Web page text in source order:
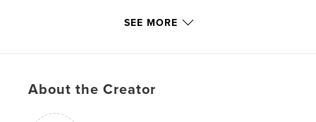
Features & Details
SEE MORE
About the Creator